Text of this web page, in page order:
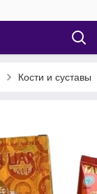
Кости и суставы